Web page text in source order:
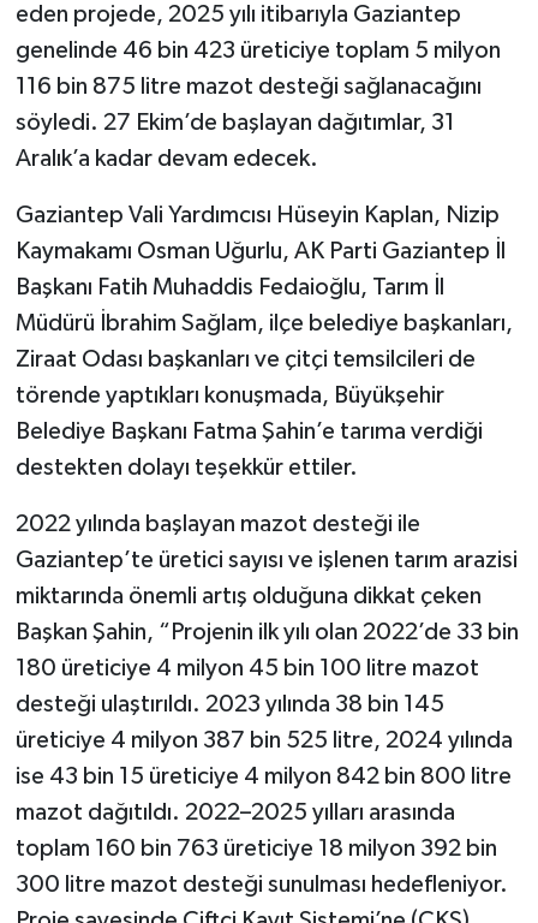
eden projede, 2025 yılı itibarıyla Gaziantep
genelinde 46 bin 423 üreticiye toplam 5 milyon
116 bin 875 litre mazot desteği sağlanacağını
söyledi. 27 Ekim’de başlayan dağıtımlar, 31
Aralık’a kadar devam edecek.
Gaziantep Vali Yardımcısı Hüseyin Kaplan, Nizip
Kaymakamı Osman Uğurlu, AK Parti Gaziantep İl
Başkanı Fatih Muhaddis Fedaioğlu, Tarım İl
Müdürü İbrahim Sağlam, ilçe belediye başkanları,
Ziraat Odası başkanları ve çitçi temsilcileri de
törende yaptıkları konuşmada, Büyükşehir
Belediye Başkanı Fatma Şahin’e tarıma verdiği
destekten dolayı teşekkür ettiler.
2022 yılında başlayan mazot desteği ile
Gaziantep’te üretici sayısı ve işlenen tarım arazisi
miktarında önemli artış olduğuna dikkat çeken
Başkan Şahin, “Projenin ilk yılı olan 2022’de 33 bin
180 üreticiye 4 milyon 45 bin 100 litre mazot
desteği ulaştırıldı. 2023 yılında 38 bin 145
üreticiye 4 milyon 387 bin 525 litre, 2024 yılında
ise 43 bin 15 üreticiye 4 milyon 842 bin 800 litre
mazot dağıtıldı. 2022–2025 yılları arasında
toplam 160 bin 763 üreticiye 18 milyon 392 bin
300 litre mazot desteği sunulması hedefleniyor.